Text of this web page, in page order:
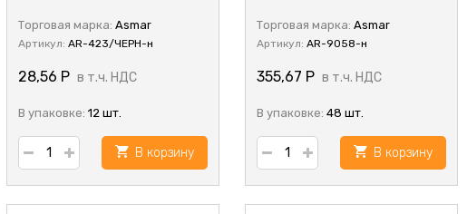
Торговая марка: Asmar
Артикул: AR-423/ЧЕРН-н
28,56 Р в т.ч. НДС
В упаковке: 12 шт.
В корзину
Торговая марка: Asmar
Артикул: AR-9058-н
355,67 Р в т.ч. НДС
В упаковке: 48 шт.
В корзину